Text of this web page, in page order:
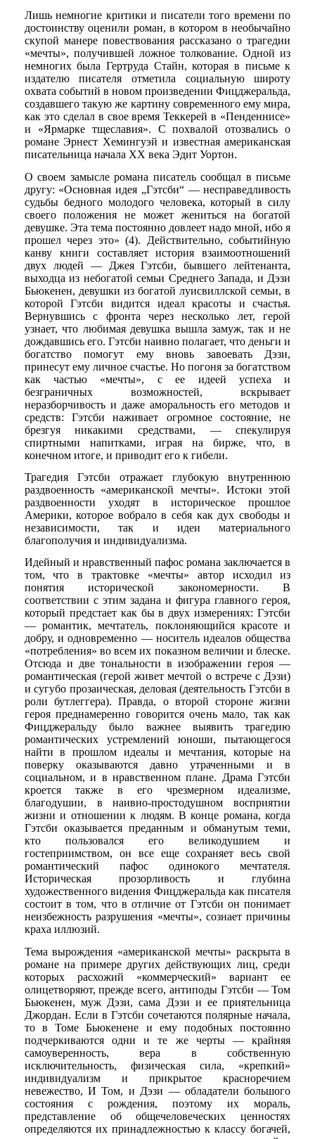
Лишь немногие критики и писатели того времени по
достоинству оценили роман, в котором в необычайно
скупой манере повествования рассказано о трагедии
«мечты», получившей ложное толкование. Одной из
немногих была Гертруда Стайн, которая в письме к
издателю писателя отметила социальную широту
охвата событий в новом произведении Фицджеральда,
создавшего такую же картину современного ему мира,
как это сделал в свое время Теккерей в «Пенденнисе»
и «Ярмарке тщеславия». С похвалой отозвались о
романе Эрнест Хемингуэй и известная американская
писательница начала XX века Эдит Уортон.
О своем замысле романа писатель сообщал в письме
другу: «Основная идея „Гэтсби“ — несправедливость
судьбы бедного молодого человека, который в силу
своего положения не может жениться на богатой
девушке. Эта тема постоянно довлеет надо мной, ибо я
прошел через это» (4). Действительно, событийную
канву книги составляет история взаимоотношений
двух людей — Джея Гэтсби, бывшего лейтенанта,
выходца из небогатой семьи Среднего Запада, и Дэзи
Бьюкенен, девушки из богатой луисвиллской семьи, в
которой Гэтсби видится идеал красоты и счастья.
Вернувшись с фронта через несколько лет, герой
узнает, что любимая девушка вышла замуж, так и не
дождавшись его. Гэтсби наивно полагает, что деньги и
богатство помогут ему вновь завоевать Дэзи,
принесут ему личное счастье. Но погоня за богатством
как частью «мечты», с ее идеей успеха и
безграничных возможностей, вскрывает
неразборчивость и даже аморальность его методов и
средств: Гэтсби наживает огромное состояние, не
брезгуя никакими средствами, — спекулируя
спиртными напитками, играя на бирже, что, в
конечном итоге, и приводит его к гибели.
Трагедия Гэтсби отражает глубокую внутреннюю
раздвоенность «американской мечты». Истоки этой
раздвоенности уходят в историческое прошлое
Америки, которое вобрало в себя как дух свободы и
независимости, так и идеи материального
благополучия и индивидуализма.
Идейный и нравственный пафос романа заключается в
том, что в трактовке «мечты» автор исходил из
понятия исторической закономерности. В
соответствии с этим задана и фигура главного героя,
который предстает как бы в двух измерениях: Гэтсби
— романтик, мечтатель, поклоняющийся красоте и
добру, и одновременно — носитель идеалов общества
«потребления» во всем их показном величии и блеске.
Отсюда и две тональности в изображении героя —
романтическая (герой живет мечтой о встрече с Дэзи)
и сугубо прозаическая, деловая (деятельность Гэтсби в
роли бутлеггера). Правда, о второй стороне жизни
героя преднамеренно говорится очень мало, так как
Фицджеральду было важнее выявить трагедию
романтических устремлений юноши, пытающегося
найти в прошлом идеалы и мечтания, которые на
поверку оказываются давно утраченными и в
социальном, и в нравственном плане. Драма Гэтсби
кроется также в его чрезмерном идеализме,
благодушии, в наивно-простодушном восприятии
жизни и отношении к людям. В конце романа, когда
Гэтсби оказывается преданным и обманутым теми,
кто пользовался его великодушием и
гостеприимством, он все еще сохраняет весь свой
романтический пафос одинокого мечтателя.
Историческая прозорливость и глубина
художественного видения Фицджеральда как писателя
состоит в том, что в отличие от Гэтсби он понимает
неизбежность разрушения «мечты», сознает причины
краха иллюзий.
Тема вырождения «американской мечты» раскрыта в
романе на примере других действующих лиц, среди
которых расхожий «коммерческий» вариант ее
олицетворяют, прежде всего, антиподы Гэтсби — Том
Бьюкенен, муж Дэзи, сама Дэзи и ее приятельница
Джордан. Если в Гэтсби сочетаются полярные начала,
то в Томе Бьюкенене и ему подобных постоянно
подчеркиваются одни и те же черты — крайняя
самоуверенность, вера в собственную
исключительность, физическая сила, «крепкий»
индивидуализм и прикрытое красноречием
невежество, И Том, и Дэзи — обладатели большого
состояния с рождения, поэтому их мораль,
представление об общечеловеческих ценностях
определяются их принадлежностью к классу богачей,